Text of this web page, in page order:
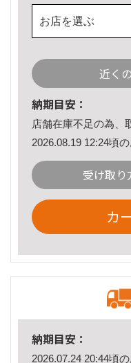
お店を選ぶ
近く
納期目安：
店舗在庫不足の為、
2026.08.19 12:24頃
受け取り
カ
納期目安：
2026.07.24 20:44頃